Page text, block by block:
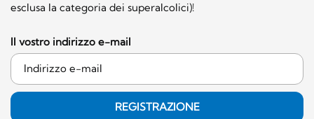
esclusa la categoria dei superalcolici)!
Il vostro indirizzo e-mail
REGISTRAZIONE